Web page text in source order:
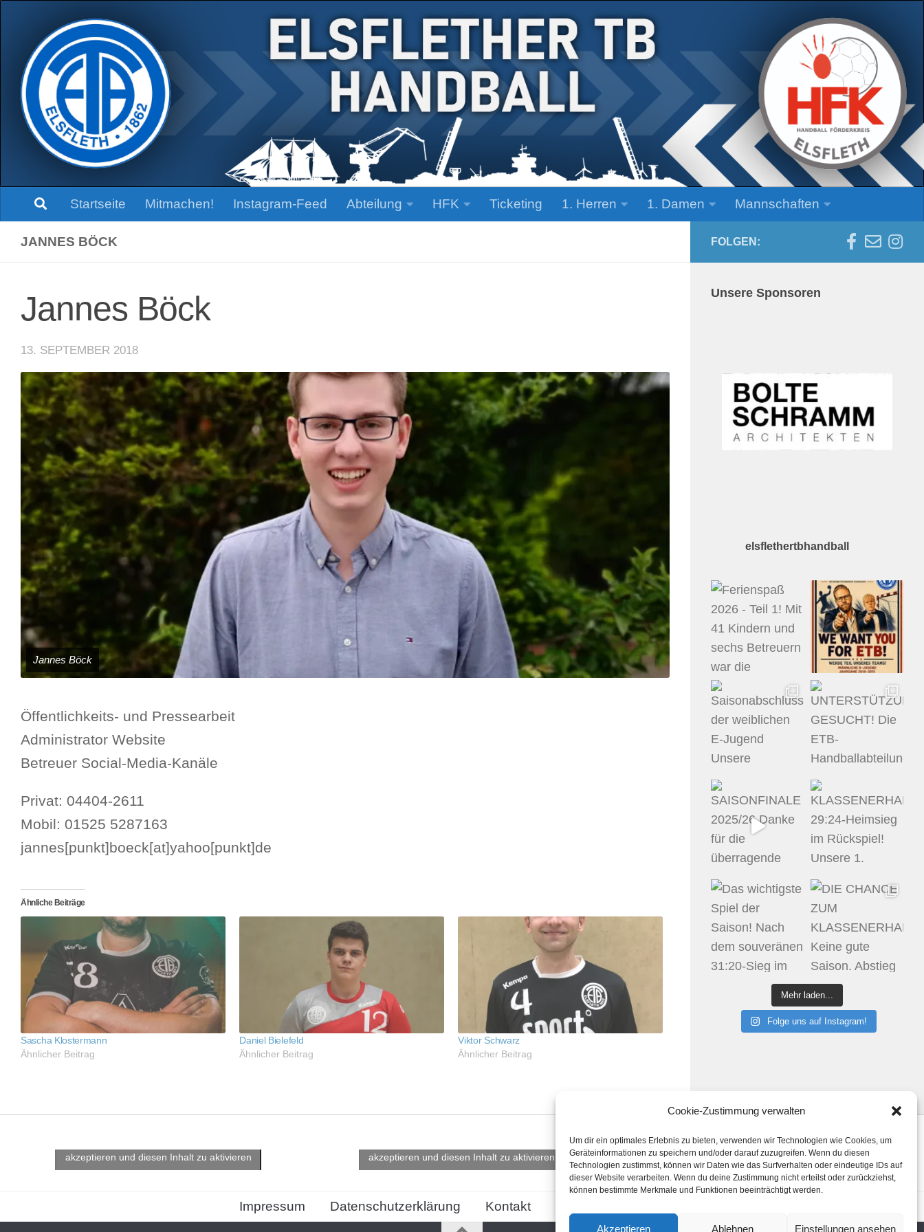
Cookie-Zustimmung verwalten
Um dir ein optimales Erlebnis zu bieten, verwenden wir Technologien wie Cookies, um
Geräteinformationen zu speichern und/oder darauf zuzugreifen. Wenn du diesen
Technologien zustimmst, können wir Daten wie das Surfverhalten oder eindeutige IDs auf
dieser Website verarbeiten. Wenn du deine Zustimmung nicht erteilst oder zurückziehst,
können bestimmte Merkmale und Funktionen beeinträchtigt werden.
Akzeptieren Ablehnen Einstellungen ansehen
Zum Inhalt springen
Startseite Mitmachen! Instagram-Feed Abteilung HFK Ticketing 1. Herren 1. Damen Mannschaften
JANNES BÖCK
Jannes Böck
13. SEPTEMBER 2018
Jannes Böck
Öffentlichkeits- und Pressearbeit
Administrator Website
Betreuer Social-Media-Kanäle
Privat: 04404-2611
Mobil: 01525 5287163
jannes[punkt]boeck[at]yahoo[punkt]de
Ähnliche Beiträge
Sascha Klostermann
Ähnlicher Beitrag
Daniel Bielefeld
Ähnlicher Beitrag
Viktor Schwarz
Ähnlicher Beitrag
FOLGEN:
Unsere Sponsoren
elsflethertbhandball
Mehr laden...
Folge uns auf Instagram!
akzeptieren und diesen Inhalt zu aktivieren
akzeptieren und diesen Inhalt zu aktivieren
Klicke hier, um Marketing-Cookies zu
akzeptieren und diesen Inhalt zu aktivieren
Impressum Datenschutzerklärung Kontakt